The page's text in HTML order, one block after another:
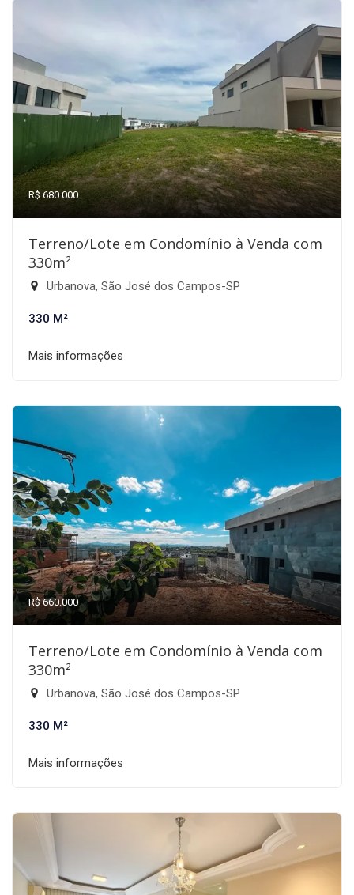
R$ 680.000
Terreno/Lote em Condomínio à Venda com
330m²
Urbanova, São José dos Campos-SP
330 M²
Mais informações
R$ 660.000
Terreno/Lote em Condomínio à Venda com
330m²
Urbanova, São José dos Campos-SP
330 M²
Mais informações